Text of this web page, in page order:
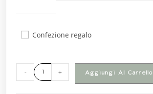
Confezione regalo
- + Aggiungi Al Carrello